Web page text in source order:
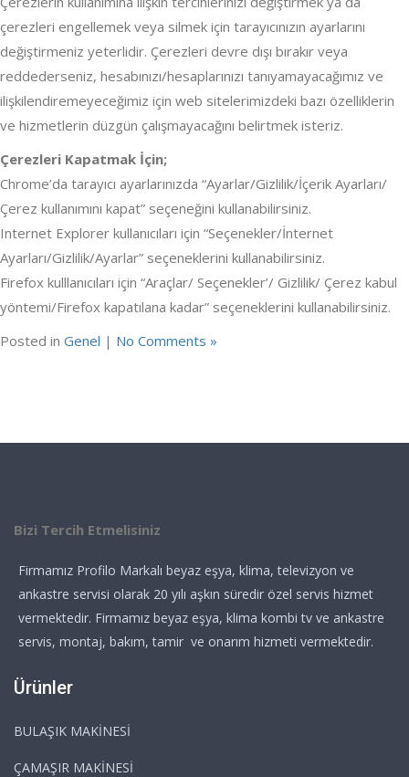
çerezleri engellemek veya silmek için tarayıcınızın ayarlarını
değiştirmeniz yeterlidir. Çerezleri devre dışı bırakır veya
reddederseniz, hesabınızı/hesaplarınızı tanıyamayacağımız ve
ilişkilendiremeyeceğimiz için web sitelerimizdeki bazı özelliklerin
ve hizmetlerin düzgün çalışmayacağını belirtmek isteriz.
Çerezleri Kapatmak İçin;
Chrome’da tarayıcı ayarlarınızda “Ayarlar/Gizlilik/İçerik Ayarları/
Çerez kullanımını kapat” seçeneğini kullanabilirsiniz.
Internet Explorer kullanıcıları için “Seçenekler/İnternet
Ayarları/Gizlilik/Ayarlar” seçeneklerini kullanabilirsiniz.
Firefox kulllanıcıları için “Araçlar/ Seçenekler’/ Gizlilik/ Çerez kabul
yöntemi/Firefox kapatılana kadar” seçeneklerini kullanabilirsiniz.
Posted in Genel | No Comments »
Bizi Tercih Etmelisiniz
Firmamız Profilo Markalı beyaz eşya, klima, televizyon ve
ankastre servisi olarak 20 yılı aşkın süredir özel servis hizmet
vermektedir. Firmamız beyaz eşya, klima kombi tv ve ankastre
servis, montaj, bakım, tamir ve onarım hizmeti vermektedir.
Ürünler
BULAŞIK MAKİNESİ
ÇAMAŞIR MAKİNESİ